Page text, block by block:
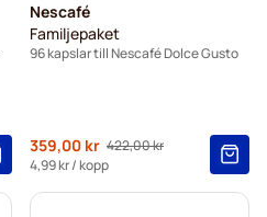
Nescafé
Familjepaket
96 kapslar till Nescafé Dolce Gusto
Ordinarie pris
422,00 kr
Så lågt som
359,00 kr
4,99 kr/ kopp